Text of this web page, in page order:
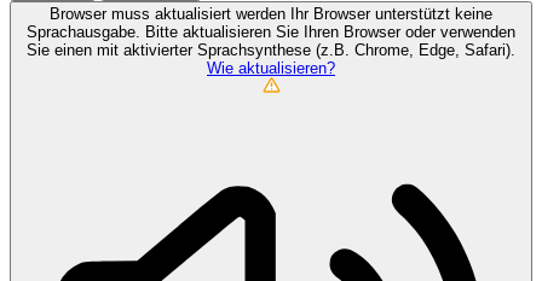
Browser muss aktualisiert werden
Ihr Browser unterstützt keine
Sprachausgabe. Bitte aktualisieren Sie Ihren Browser oder verwenden
Sie einen mit aktivierter Sprachsynthese (z.B. Chrome, Edge, Safari).
Wie aktualisieren?